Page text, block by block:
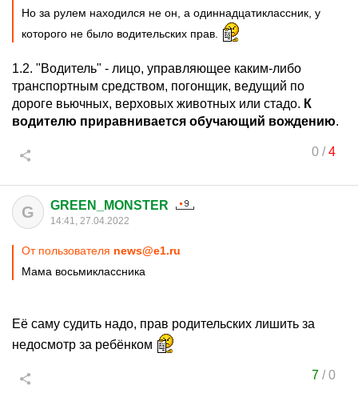
Но за рулем находился не он, а одиннадцатиклассник, у
которого не было водительских прав.
1.2. "Водитель" - лицо, управляющее каким-либо
транспортным средством, погонщик, ведущий по
дороге вьючных, верховых животных или стадо. К
водителю приравнивается обучающий вождению.
0/4
G GREEN_MONSTER
14:41, 27.04.2022
От пользователя news@e1.ru
Мама восьмиклассника
Её саму судить надо, прав родительских лишить за
недосмотр за ребёнком
7/0